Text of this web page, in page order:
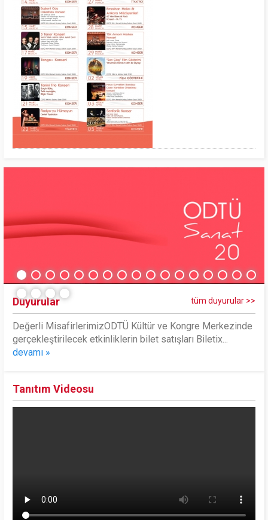
Duyurular tüm duyurular >>
Değerli MisafirlerimizODTÜ Kültür ve Kongre Merkezinde
gerçekleştirilecek etkinliklerin bilet satışları Biletix...
devamı »
Tanıtım Videosu